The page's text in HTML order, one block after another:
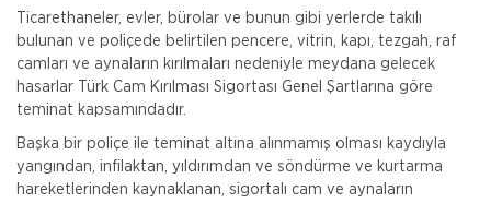
İletişim
Şubelerimiz
Müşteri Girişi
TEKLİF AL
Ticarethaneler, evler, bürolar ve bunun gibi yerlerde takılı
bulunan ve poliçede belirtilen pencere, vitrin, kapı, tezgah, raf
camları ve aynaların kırılmaları nedeniyle meydana gelecek
hasarlar Türk Cam Kırılması Sigortası Genel Şartlarına göre
teminat kapsamındadır.
Başka bir poliçe ile teminat altına alınmamış olması kaydıyla
yangından, infilaktan, yıldırımdan ve söndürme ve kurtarma
hareketlerinden kaynaklanan, sigortalı cam ve aynaların